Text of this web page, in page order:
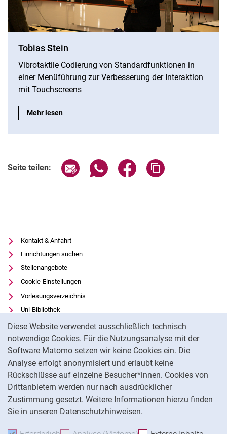
Diese Website verwendet ausschließlich technisch
notwendige Cookies. Für die Nutzungsanalyse mit der
Software Matomo setzen wir keine Cookies ein. Die
Analyse erfolgt anonymisiert und erlaubt keine
Rückschlüsse auf einzelne Besucher*innen. Cookies von
Drittanbietern werden nur nach ausdrücklicher
Zustimmung gesetzt. Weitere Informationen hierzu finden
Sie in unseren Datenschutzhinweisen.
Tobias Stein
Vibrotaktile Codierung von Standardfunktionen in
einer Menüführung zur Verbesserung der Interaktion
mit Touchscreens
Tobias Stein:
Mehr lesen
Seite teilen: Seite über E-Mail teilen
Seite über WhatsApp teilen
Seite über Facebook
Kontakt & Anfahrt
Einrichtungen suchen
Stellenangebote
Cookie-Einstellungen
Vorlesungsverzeichnis
Uni-Bibliothek
Moodle
Panopto
Datenschutz
Barrierefreiheit
Transparenter KI-Einsatz